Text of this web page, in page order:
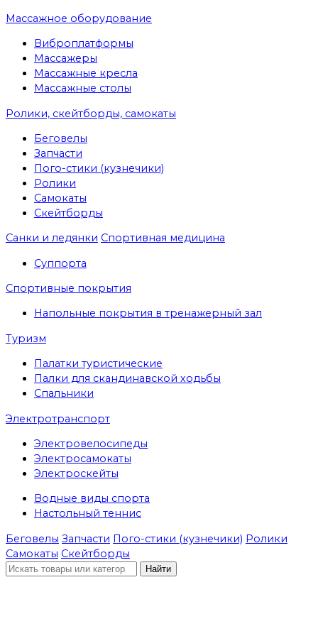
Массажное оборудование
Виброплатформы
Массажеры
Массажные кресла
Массажные столы
Ролики, скейтборды, самокаты
Беговелы
Запчасти
Пого-стики (кузнечики)
Ролики
Самокаты
Скейтборды
Санки и ледянки Спортивная медицина
Суппорта
Спортивные покрытия
Напольные покрытия в тренажерный зал
Туризм
Палатки туристические
Палки для скандинавской ходьбы
Спальники
Электротранспорт
Электровелосипеды
Электросамокаты
Электроскейты
Водные виды спорта
Настольный теннис
Беговелы Запчасти Пого-стики (кузнечики) Ролики
Самокаты Скейтборды
Найти